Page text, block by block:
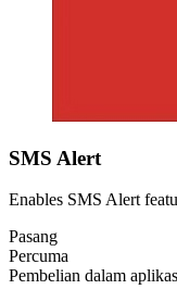
SMS Alert
Enables SMS Alert
Pasang
Percuma
Pembelian dalam